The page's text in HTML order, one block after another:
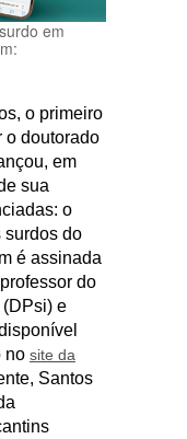
em
o primeiro
o doutorado
em
sua
o
surdos do
é assinada
do
e
no site da
Santos